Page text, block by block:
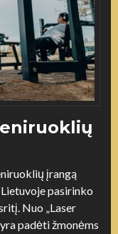
įrangą
pasirinko
Nuo „Laser
padėti žmonėms